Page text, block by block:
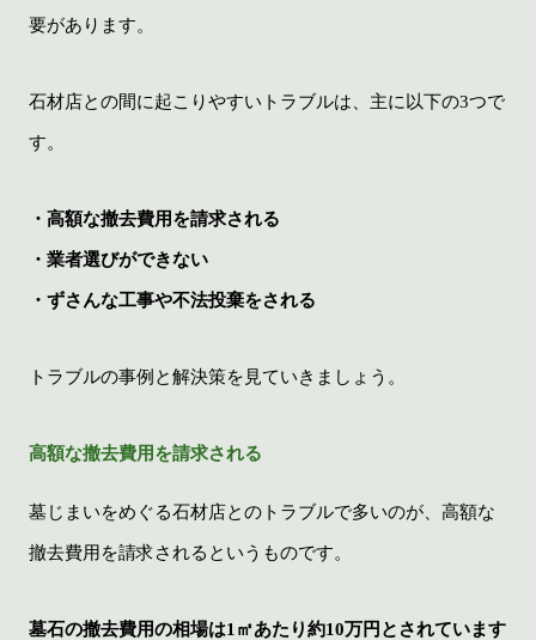
要があります。
石材店との間に起こりやすいトラブルは、主に以下の3つで
す。
・高額な撤去費用を請求される
・業者選びができない
・ずさんな工事や不法投棄をされる
トラブルの事例と解決策を見ていきましょう。
高額な撤去費用を請求される
墓じまいをめぐる石材店とのトラブルで多いのが、高額な
撤去費用を請求されるというものです。
墓石の撤去費用の相場は1㎡あたり約10万円とされています